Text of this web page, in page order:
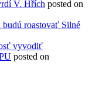
V. Hřích posted on
budú roastovať Silné
vyvodiť
posted on